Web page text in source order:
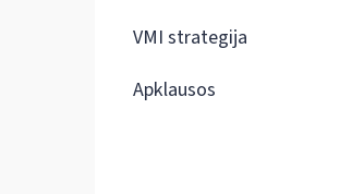
VMI strategija
Apklausos